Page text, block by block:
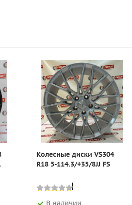
Колесные диски VS304
R18 5-114.3/+35/8JJ FS
В наличии